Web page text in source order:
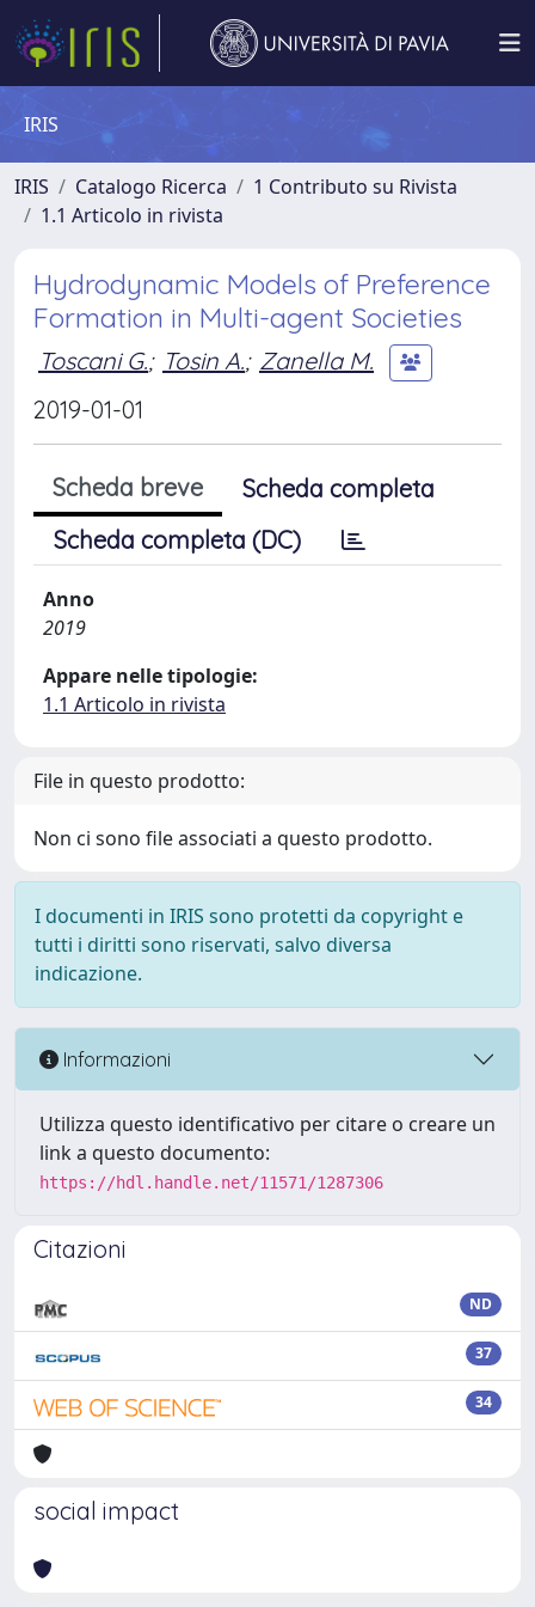
IRIS
IRIS Catalogo Ricerca
1 Contributo su Rivista
1.1 Articolo in rivista
Hydrodynamic Models of Preference
Formation in Multi-agent Societies
Toscani G.; Tosin A.; Zanella M.
2019-01-01
Scheda breve
Scheda completa
Scheda completa (DC)
Anno
2019
Appare nelle tipologie:
1.1 Articolo in rivista
File in questo prodotto:
Non ci sono file associati a questo prodotto.
I documenti in IRIS sono protetti da copyright e
tutti i diritti sono riservati, salvo diversa
indicazione.
Informazioni
Utilizza questo identificativo per citare o creare un
link a questo documento:
https://hdl.handle.net/11571/1287306
Citazioni
ND
37
34
social impact